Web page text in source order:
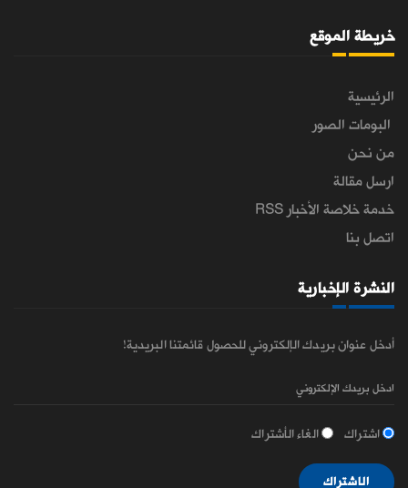
خريطة الموقع
الرئيسية
البومات الصور
من نحن
ارسل مقالة
خدمة خلاصة الأخبار RSS
اتصل بنا
النشرة الإخبارية
أدخل عنوان بريدك الإلكتروني للحصول قائمتنا البريدية!
اشتراك الغاء الأشتراك
الاشتراك